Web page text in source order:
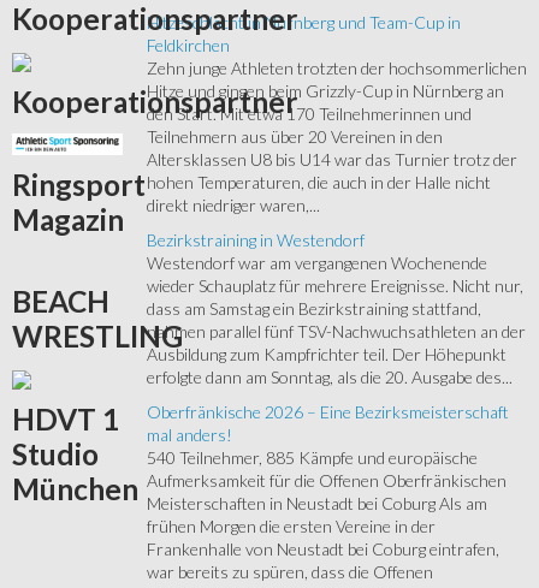
Hitzeschlacht in Nürnberg und Team-Cup in
Feldkirchen
Zehn junge Athleten trotzten der hochsommerlichen
Hitze und gingen beim Grizzly-Cup in Nürnberg an
den Start. Mit etwa 170 Teilnehmerinnen und
Teilnehmern aus über 20 Vereinen in den
Altersklassen U8 bis U14 war das Turnier trotz der
hohen Temperaturen, die auch in der Halle nicht
direkt niedriger waren,...
Bezirkstraining in Westendorf
Westendorf war am vergangenen Wochenende
wieder Schauplatz für mehrere Ereignisse. Nicht nur,
dass am Samstag ein Bezirkstraining stattfand,
nahmen parallel fünf TSV-Nachwuchsathleten an der
Ausbildung zum Kampfrichter teil. Der Höhepunkt
erfolgte dann am Sonntag, als die 20. Ausgabe des...
Oberfränkische 2026 – Eine Bezirksmeisterschaft
mal anders!
540 Teilnehmer, 885 Kämpfe und europäische
Aufmerksamkeit für die Offenen Oberfränkischen
Meisterschaften in Neustadt bei Coburg Als am
frühen Morgen die ersten Vereine in der
Frankenhalle von Neustadt bei Coburg eintrafen,
war bereits zu spüren, dass die Offenen
Kooperationspartner
Kooperationspartner
Ringsport
Magazin
BEACH
WRESTLING
HDVT 1
Studio
München